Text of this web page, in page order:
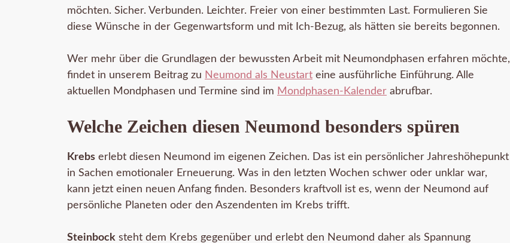
möchten. Sicher. Verbunden. Leichter. Freier von einer bestimmten Last. Formulieren Sie
diese Wünsche in der Gegenwartsform und mit Ich-Bezug, als hätten sie bereits begonnen.
Wer mehr über die Grundlagen der bewussten Arbeit mit Neumondphasen erfahren möchte,
findet in unserem Beitrag zu Neumond als Neustart eine ausführliche Einführung. Alle
aktuellen Mondphasen und Termine sind im Mondphasen-Kalender abrufbar.
Welche Zeichen diesen Neumond besonders spüren
Krebs erlebt diesen Neumond im eigenen Zeichen. Das ist ein persönlicher Jahreshöhepunkt
in Sachen emotionaler Erneuerung. Was in den letzten Wochen schwer oder unklar war,
kann jetzt einen neuen Anfang finden. Besonders kraftvoll ist es, wenn der Neumond auf
persönliche Planeten oder den Aszendenten im Krebs trifft.
Steinbock steht dem Krebs gegenüber und erlebt den Neumond daher als Spannung